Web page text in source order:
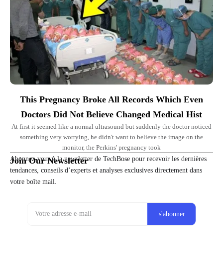
This Pregnancy Broke All Records Which Even
Doctors Did Not Believe Changed Medical Hist
At first it seemed like a normal ultrasound but suddenly the doctor noticed
something very worrying, he didn't want to believe the image on the
monitor, the Perkins' pregnancy took
Join Our Newsletter
Abonnez-vous à la newsletter de TechBose pour recevoir les dernières
tendances, conseils d’experts et analyses exclusives directement dans
votre boîte mail.